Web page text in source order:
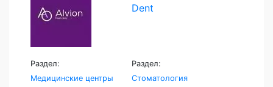
Раздел:
Медицинские центры
Раздел:
Стоматология